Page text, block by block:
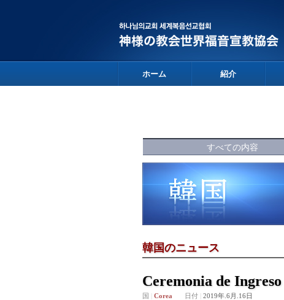
ホーム 紹介
すべての内容
韓国のニュース
Ceremonia de
国 Corea 日付 2019年.6月.16日